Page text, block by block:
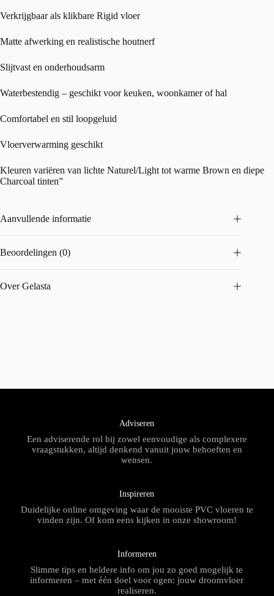
Verkrijgbaar als klikbare Rigid vloer
Matte afwerking en realistische houtnerf
Slijtvast en onderhoudsarm
Waterbestendig – geschikt voor keuken, woonkamer of hal
Comfortabel en stil loopgeluid
Vloerverwarming geschikt
Kleuren variëren van lichte Naturel/Light tot warme Brown en diepe
Charcoal tinten”
Aanvullende informatie
Beoordelingen (0)
Over Gelasta
Adviseren
Een adviserende rol bij zowel eenvoudige als complexere
vraagstukken, altijd denkend vanuit jouw behoeften en
wensen.
Inspireren
Duidelijke online omgeving waar de mooiste PVC vloeren te
vinden zijn. Of kom eens kijken in onze showroom!
Informeren
Slimme tips en heldere info om jou zo goed mogelijk te
informeren – met één doel voor ogen: jouw droomvloer
realiseren.